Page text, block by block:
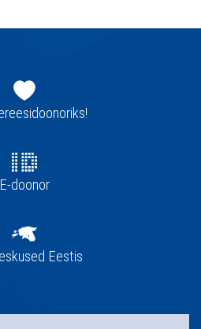
E-doonor
Eestis